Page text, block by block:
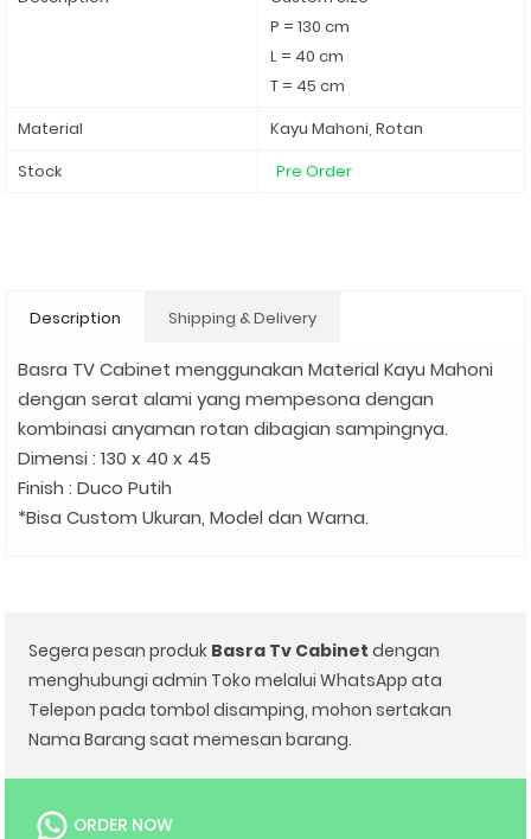
P = 130 cm
L = 40 cm
T = 45 cm
Material
Kayu Mahoni, Rotan
Stock
Pre Order
Description Shipping & Delivery
Basra TV Cabinet menggunakan Material Kayu Mahoni
dengan serat alami yang mempesona dengan
kombinasi anyaman rotan dibagian sampingnya.
Dimensi : 130 x 40 x 45
Finish : Duco Putih
*Bisa Custom Ukuran, Model dan Warna.
Segera pesan produk Basra Tv Cabinet dengan
menghubungi admin Toko melalui WhatsApp ata
Telepon pada tombol disamping, mohon sertakan
Nama Barang saat memesan barang.
ORDER NOW